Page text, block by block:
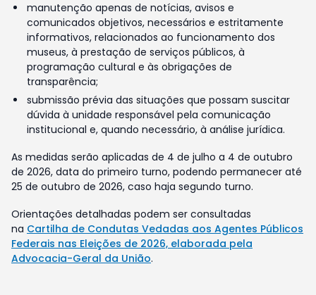
manutenção apenas de notícias, avisos e
comunicados objetivos, necessários e estritamente
informativos, relacionados ao funcionamento dos
museus, à prestação de serviços públicos, à
programação cultural e às obrigações de
transparência;
submissão prévia das situações que possam suscitar
dúvida à unidade responsável pela comunicação
institucional e, quando necessário, à análise jurídica.
As medidas serão aplicadas de 4 de julho a 4 de outubro
de 2026, data do primeiro turno, podendo permanecer até
25 de outubro de 2026, caso haja segundo turno.
Orientações detalhadas podem ser consultadas
na Cartilha de Condutas Vedadas aos Agentes Públicos
Federais nas Eleições de 2026, elaborada pela
Advocacia-Geral da União.